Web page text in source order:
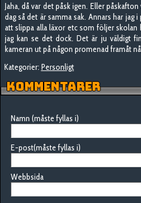
Jaha, då var det påsk igen. Eller
dag så det är samma sak. Annars har
att slippa alla läxor etc som följer
jag kan se det dock. Det är ju väldigt
kameran ut på någon promenad framåt
Kategorier: Personligt
KOMMENTARER
Namn (måste fyllas i)
E-post(måste fyllas i)
Webbsida